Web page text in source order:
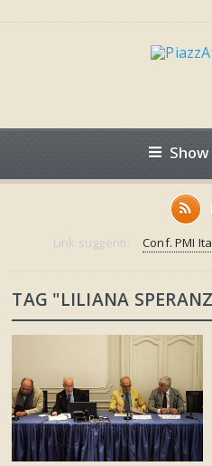
Link suggeriti: Conf. PMI
TAG "LILIANA